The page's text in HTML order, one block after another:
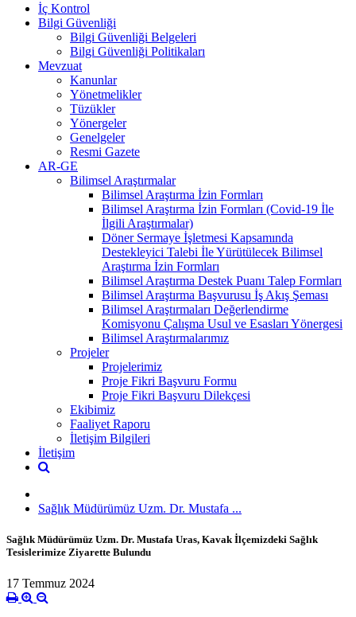
İç Kontrol
Bilgi Güvenliği
Bilgi Güvenliği Belgeleri
Bilgi Güvenliği Politikaları
Mevzuat
Kanunlar
Yönetmelikler
Tüzükler
Yönergeler
Genelgeler
Resmi Gazete
AR-GE
Bilimsel Araştırmalar
Bilimsel Araştırma İzin Formları
Bilimsel Araştırma İzin Formları (Covid-19 İle
İlgili Araştırmalar)
Döner Sermaye İşletmesi Kapsamında
Destekleyici Talebi İle Yürütülecek Bilimsel
Araştırma İzin Formları
Bilimsel Araştırma Destek Puanı Talep Formları
Bilimsel Araştırma Başvurusu İş Akış Şeması
Bilimsel Araştırmaları Değerlendirme
Komisyonu Çalışma Usul ve Esasları Yönergesi
Bilimsel Araştırmalarımız
Projeler
Projelerimiz
Proje Fikri Başvuru Formu
Proje Fikri Başvuru Dilekçesi
Ekibimiz
Faaliyet Raporu
İletişim Bilgileri
İletişim
Sağlık Müdürümüz Uzm. Dr. Mustafa ...
Sağlık Müdürümüz Uzm. Dr. Mustafa Uras, Kavak İlçemizdeki Sağlık
Tesislerimize Ziyarette Bulundu
17 Temmuz 2024